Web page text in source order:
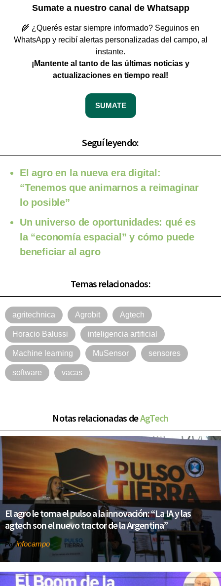
Sumate a nuestro canal de Whatsapp
🌾 ¿Querés estar siempre informado? Seguinos en
WhatsApp y recibí alertas personalizadas del campo, al
instante.
¡Mantente al tanto de las últimas noticias y
actualizaciones en tiempo real!
SUMATE
Seguí leyendo:
El agro en la nueva era digital:
“Tenemos que animarnos a reimaginar
lo posible”
Un universo de oportunidades: qué es
la “economía espacial” y cómo puede
beneficiar al agro
Temas relacionados:
agritechnica Agrobit Agtech
Horacio Balussi inteligencia artificial
Machine learning MuSensor sensores
software vacas
Notas relacionadas deAgTech
El agro le toma el pulso a la innovación: “La IA y las
agtech son el nuevo tractor de la Argentina”
Porinfocampo